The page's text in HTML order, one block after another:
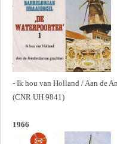
- Ik hou van Holland / Aan de
(CNR UH 9841)
1966